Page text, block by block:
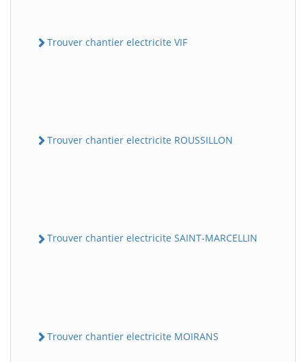
Trouver chantier electricite VIF
Trouver chantier electricite ROUSSILLON
Trouver chantier electricite SAINT-MARCELLIN
Trouver chantier electricite MOIRANS